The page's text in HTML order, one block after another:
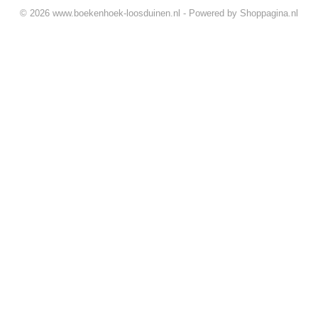
© 2026 www.boekenhoek-loosduinen.nl - Powered by Shoppagina.nl